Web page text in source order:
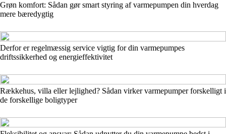
Grøn komfort: Sådan gør smart styring af varmepumpen din hverdag
mere bæredygtig
Derfor er regelmæssig service vigtig for din varmepumpes
driftssikkerhed og energieffektivitet
Rækkehus, villa eller lejlighed? Sådan virker varmepumper forskelligt i
de forskellige boligtyper